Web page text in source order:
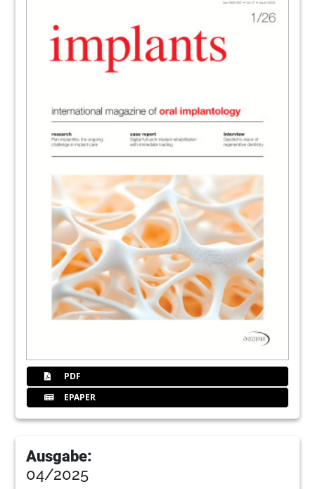
Dr Elisabeth Jacobi-Gresser, Germany
Connecting top dental professionals—
Dentsply Sirona Implant Solutions World
Author
Once you see it, you cannot unsee it!
Author
Congresses, courses and symposia/
Imprint
Author
Abo Service
CleanImplant Foundation CIF GmbH
PDF
EPAPER
Ausgabe:
04/2025